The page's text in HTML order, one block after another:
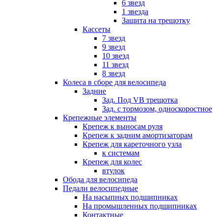
6 звезд
1 звезда
Защита на трещотку
Кассеты
7 звезд
9 звезд
10 звезд
11 звезд
8 звезд
Колеса в сборе для велосипеда
Задние
Зад. Под VB трещотка
Зад. с тормозом, односкоростное
Крепежные элементы
Крепеж к выносам руля
Крепеж к задним амортизаторам
Крепеж для кареточного узла
к системам
Крепеж для колес
втулок
Обода для велосипеда
Педали велосипедные
На насыпных подшипниках
На промышленных подшипниках
Контактные